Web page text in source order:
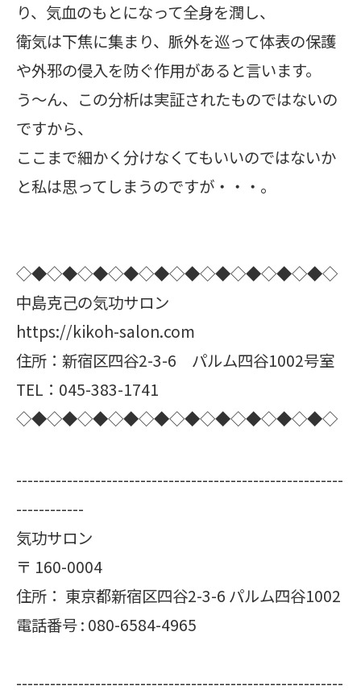
り、気血のもとになって全身を潤し、
衛気は下焦に集まり、脈外を巡って体表の保護
や外邪の侵入を防ぐ作用があると言います。
う～ん、この分析は実証されたものではないの
ですから、
ここまで細かく分けなくてもいいのではないか
と私は思ってしまうのですが・・・。
◇◆◇◆◇◆◇◆◇◆◇◆◇◆◇◆◇◆◇◆◇
中島克己の気功サロン
https://kikoh-salon.com
住所：新宿区四谷2-3-6 パルム四谷1002号室
TEL：045-383-1741
◇◆◇◆◇◆◇◆◇◆◇◆◇◆◇◆◇◆◇◆◇
----------------------------------------------------------
------------
気功サロン
〒 160-0004
住所： 東京都新宿区四谷2-3-6 パルム四谷1002
電話番号 : 080-6584-4965
----------------------------------------------------------